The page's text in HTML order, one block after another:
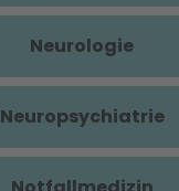
Neurologie
Neuropsychiatrie